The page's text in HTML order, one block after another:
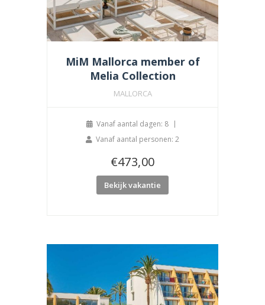
MiM Mallorca member of
Melia Collection
MALLORCA
Vanaf aantal dagen: 8
Vanaf aantal personen: 2
€473,00
Bekijk vakantie